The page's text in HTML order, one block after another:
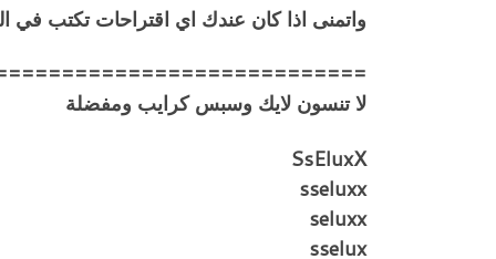
واتمنى اذا كان عندك اي اقتراحات تكتب في
لا تنسون لايك وسبس كرايب ومفضلة
SsEluxX
sseluxx
seluxx
sselux